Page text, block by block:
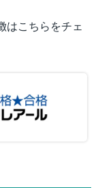
はこちらをチェ